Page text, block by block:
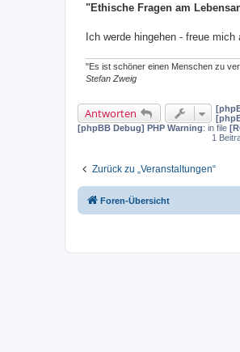
"Ethische Fragen am
Ich werde hingehen - freue mich
"Es ist schöner einen Menschen zu
Stefan Zweig
Antworten
[phpBB Debug] PHP Warning: in file
1
Zurück zu „Veranstaltungen“
Foren-Übersicht